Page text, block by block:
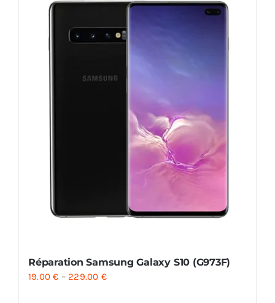
Réparation Samsung Galaxy S10 (G973F)
19.00€ – 229.00 €